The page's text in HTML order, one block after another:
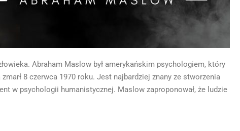
Abraham Maslow był amerykańskim psychologiem, który
8 czerwca 1970 roku. Jest najbardziej znany ze stworzenia
w psychologii humanistycznej. Maslow zaproponował, że ludzie